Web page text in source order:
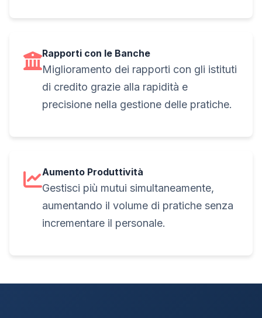
Rapporti con le Banche
Miglioramento dei rapporti con gli istituti
di credito grazie alla rapidità e
precisione nella gestione delle pratiche.
Aumento Produttività
Gestisci più mutui simultaneamente,
aumentando il volume di pratiche senza
incrementare il personale.